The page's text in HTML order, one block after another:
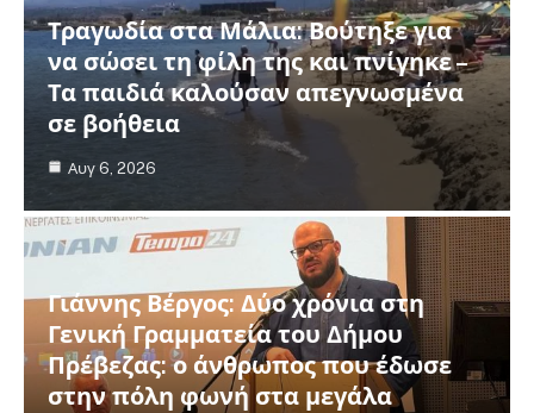
Τραγωδία στα Μάλια: Βούτηξε για
να σώσει τη φίλη της και πνίγηκε –
Τα παιδιά καλούσαν απεγνωσμένα
σε βοήθεια
Αυγ 6, 2026
Γιάννης Βέργος: Δύο χρόνια στη
Γενική Γραμματεία του Δήμου
Πρέβεζας: ο άνθρωπος που έδωσε
στην πόλη φωνή στα μεγάλα